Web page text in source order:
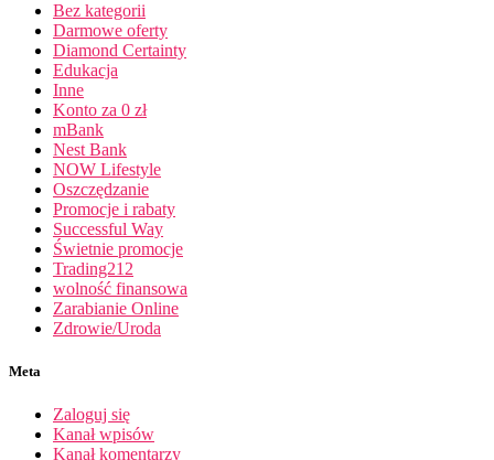
Bez kategorii
Darmowe oferty
Diamond Certainty
Edukacja
Inne
Konto za 0 zł
mBank
Nest Bank
NOW Lifestyle
Oszczędzanie
Promocje i rabaty
Successful Way
Świetnie promocje
Trading212
wolność finansowa
Zarabianie Online
Zdrowie/Uroda
Meta
Zaloguj się
Kanał wpisów
Kanał komentarzy